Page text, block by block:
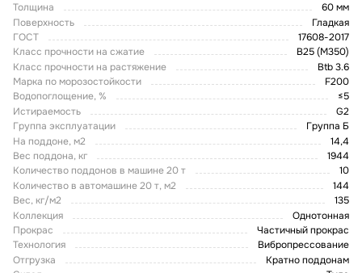
Толщина
60 мм
Поверхность
Гладкая
ГОСТ
17608-2017
Класс прочности на сжатие
В25 (М350)
Класс прочности на растяжение
Btb 3.6
Марка по морозостойкости
F200
Водопоглощение, %
≤5
Истираемость
G2
Группа эксплуатации
Группа Б
На поддоне, м2
14,4
Вес поддона, кг
1944
Количество поддонов в машине 20 т
10
Количество в автомашине 20 т, м2
144
Вес, кг/м2
135
Коллекция
Однотонная
Прокрас
Частичный прокрас
Технология
Вибропрессование
Отгрузка
Кратно поддонам